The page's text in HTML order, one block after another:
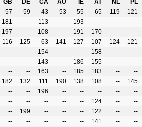
GB DE CA AU IE AT NL
PL
57 59 43 53 55 65 119
121
181 -- 113 -- 193 -- --
--
197 -- 108 -- 191 170 --
--
116 125 63 141 127 107 124
121
-- -- 154 -- -- 158 --
--
-- -- 143 -- 186 155 --
--
-- -- 163 -- 185 183 --
--
182 132 111 190 138 108 --
145
-- -- 196 -- -- -- --
--
-- -- -- -- -- 124 --
--
-- 199 -- -- -- 122 --
--
-- -- -- -- -- 141 --
--